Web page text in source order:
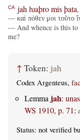
CA jah ƕaþromisþata,
— καὶ πόθεν μοι τοῦτο
— And whence is this to
me?
↑ Token: jah
Codex Argenteus,
Lemma jah:
WS 1910, p. 71:
Status: not verified